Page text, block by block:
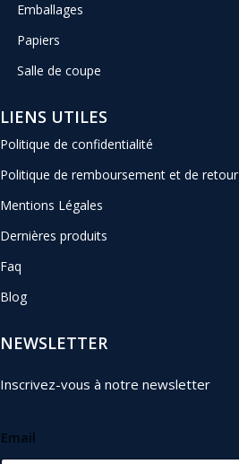
Emballages
Papiers
Salle de coupe
LIENS UTILES
Politique de confidentialité
Politique de remboursement et de retour
Mentions Légales
Dernières produits
Faq
Blog
NEWSLETTER
Inscrivez-vous à notre newsletter
Email